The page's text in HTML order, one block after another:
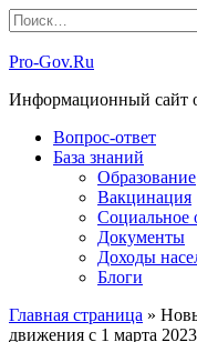
Перейти
к
содержанию
Search
for:
Pro-Gov.Ru
Информационный сайт
Вопрос-ответ
База знаний
Образование
Вакцинация
Социальное
Документы
Доходы
Блоги
Главная страница »
движения с 1 марта